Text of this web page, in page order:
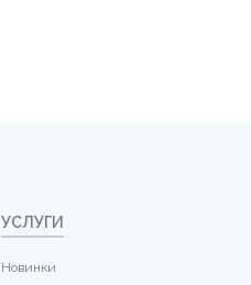
УСЛУГИ
Новинки